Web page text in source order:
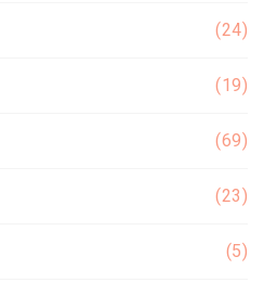
(24)
(19)
(69)
(23)
(5)